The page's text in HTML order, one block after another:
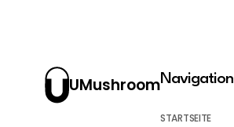
UMushroomNavigation
STARTSEITE